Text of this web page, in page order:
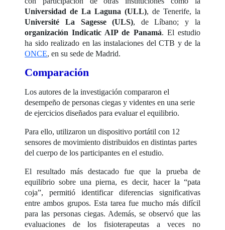
Universidad de La Laguna (ULL), de Tenerife, la
Université La Sagesse (ULS), de Líbano; y la
organización Indicatic AIP de Panamá. El estudio
ha sido realizado en las instalaciones del CTB y de la
ONCE, en su sede de Madrid.
Comparación
Los autores de la investigación compararon el
desempeño de personas ciegas y videntes en una serie
de ejercicios diseñados para evaluar el equilibrio.
Para ello, utilizaron un dispositivo portátil con 12
sensores de movimiento distribuidos en distintas partes
del cuerpo de los participantes en el estudio.
El resultado más destacado fue que la prueba de
equilibrio sobre una pierna, es decir, hacer la “pata
coja”, permitió identificar diferencias significativas
entre ambos grupos. Esta tarea fue mucho más difícil
para las personas ciegas. Además, se observó que las
evaluaciones de los fisioterapeutas a veces no